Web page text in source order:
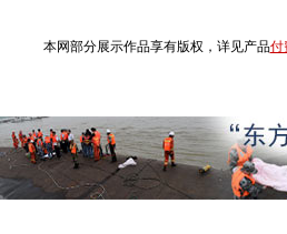
本网部分展示作品享有版权，详见产品付